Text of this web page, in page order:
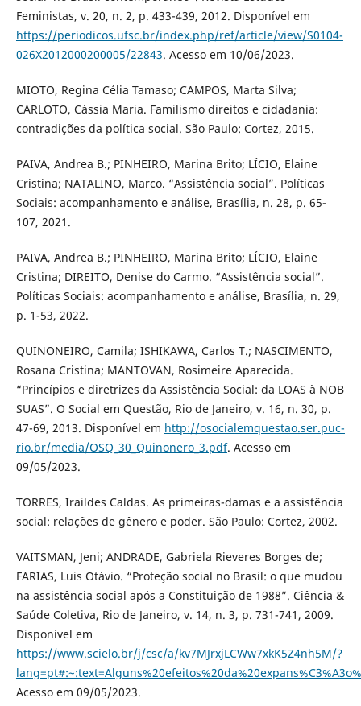
Feministas, v. 20, n. 2, p. 433-439, 2012. Disponível em
https://periodicos.ufsc.br/index.php/ref/article/view/S0104-
026X2012000200005/22843. Acesso em 10/06/2023.
MIOTO, Regina Célia Tamaso; CAMPOS, Marta Silva;
CARLOTO, Cássia Maria. Familismo direitos e cidadania:
contradições da política social. São Paulo: Cortez, 2015.
PAIVA, Andrea B.; PINHEIRO, Marina Brito; LÍCIO, Elaine
Cristina; NATALINO, Marco. “Assistência social”. Políticas
Sociais: acompanhamento e análise, Brasília, n. 28, p. 65-
107, 2021.
PAIVA, Andrea B.; PINHEIRO, Marina Brito; LÍCIO, Elaine
Cristina; DIREITO, Denise do Carmo. “Assistência social”.
Políticas Sociais: acompanhamento e análise, Brasília, n. 29,
p. 1-53, 2022.
QUINONEIRO, Camila; ISHIKAWA, Carlos T.; NASCIMENTO,
Rosana Cristina; MANTOVAN, Rosimeire Aparecida.
“Princípios e diretrizes da Assistência Social: da LOAS à NOB
SUAS”. O Social em Questão, Rio de Janeiro, v. 16, n. 30, p.
47-69, 2013. Disponível em http://osocialemquestao.ser.puc-
rio.br/media/OSQ_30_Quinonero_3.pdf. Acesso em
09/05/2023.
TORRES, Iraildes Caldas. As primeiras-damas e a assistência
social: relações de gênero e poder. São Paulo: Cortez, 2002.
VAITSMAN, Jeni; ANDRADE, Gabriela Rieveres Borges de;
FARIAS, Luis Otávio. “Proteção social no Brasil: o que mudou
na assistência social após a Constituição de 1988”. Ciência &
Saúde Coletiva, Rio de Janeiro, v. 14, n. 3, p. 731-741, 2009.
Disponível em
https://www.scielo.br/j/csc/a/kv7MJrxjLCWw7xkK5Z4nh5M/?
Acesso em 09/05/2023.